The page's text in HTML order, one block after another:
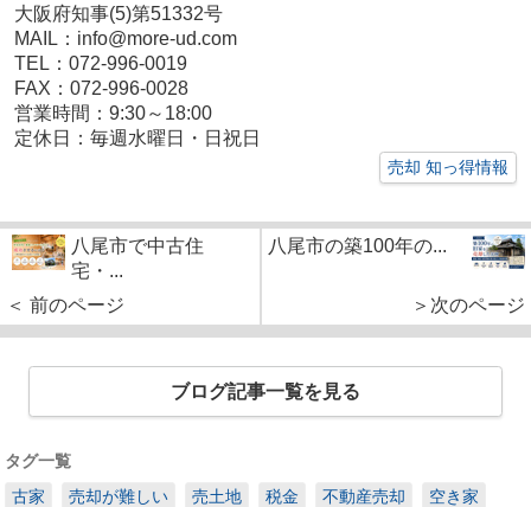
大阪府知事(5)第51332号
MAIL：info@more-ud.com
TEL：072-996-0019
FAX：072-996-0028
営業時間：9:30～18:00
定休日：毎週水曜日・日祝日
売却 知っ得情報
八尾市で中古住
宅・...
＜ 前のページ
八尾市の築100年の...
＞次のページ
ブログ記事一覧を見る
タグ一覧
古家
売却が難しい 売土地 税金 不動産売却 空き家